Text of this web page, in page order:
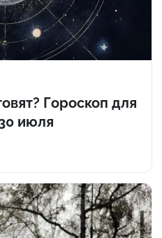
Гороскоп для
июля